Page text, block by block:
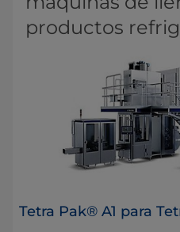
productos
Tetra Pak® A1 para